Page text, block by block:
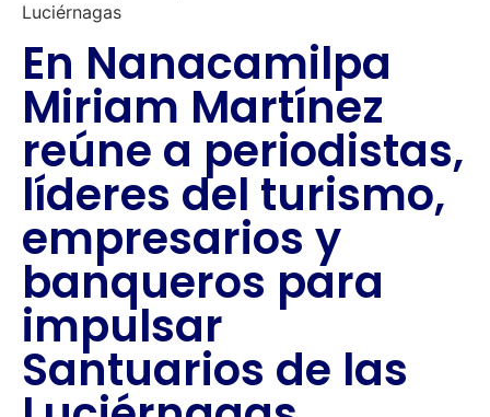
Luciérnagas
En Nanacamilpa
Miriam Martínez
reúne a periodistas,
líderes del turismo,
empresarios y
banqueros para
impulsar
Santuarios de las